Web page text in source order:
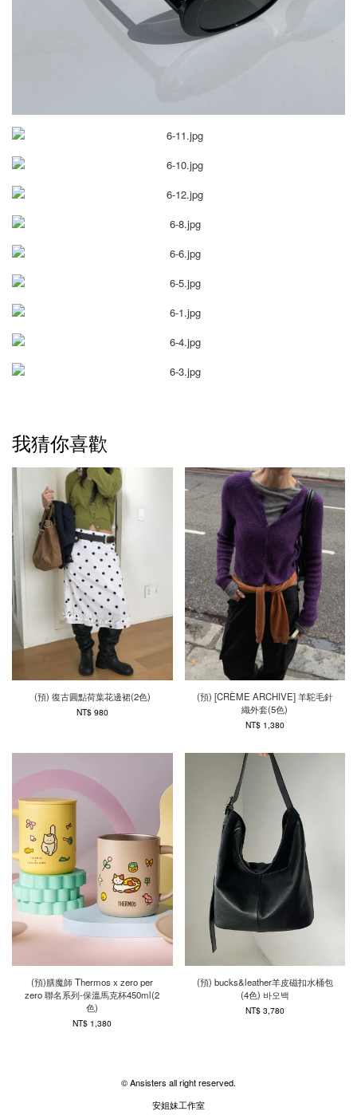
我猜你喜歡
(預) 復古圓點荷葉花邊裙(2色)
NT$ 980
(預) [CRÈME ARCHIVE] 羊駝毛針
織外套(5色)
NT$ 1,380
(預)膳魔師 Thermos x zero per
zero 聯名系列-保溫馬克杯450ml(2
色)
NT$ 1,380
(預) bucks&leather羊皮磁扣水桶包
(4色) 바오백
NT$ 3,780
© Ansisters all right reserved.
安姐妹工作室